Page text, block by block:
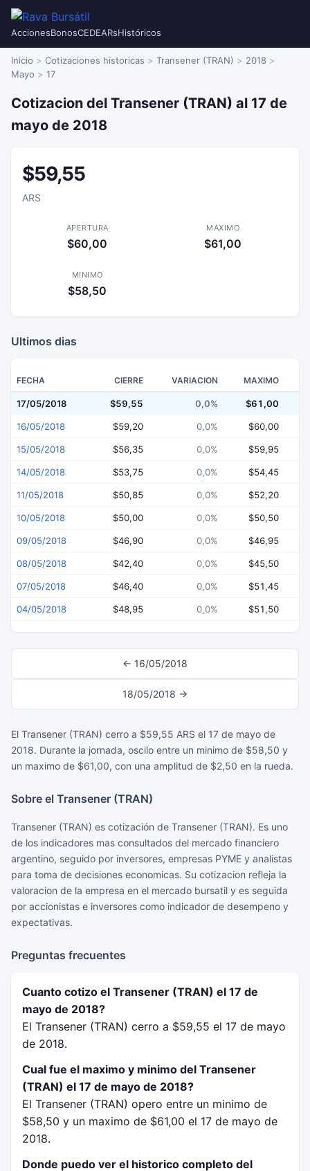
AccionesBonosCEDEARsHistóricos
Inicio Cotizaciones historicas Transener (TRAN)
2018
Mayo
17
Cotizacion del Transener (TRAN) al 17 de
mayo de 2018
$59,55
ARS
APERTURA
$60,00
MAXIMO
$61,00
MINIMO
$58,50
Ultimos dias
FECHA CIERRE VARIACION MAXIMO
17/05/2018 $59,55 0,0% $61,00
16/05/2018 $59,20 0,0% $60,00
15/05/2018 $56,35 0,0% $59,95
14/05/2018 $53,75 0,0% $54,45
11/05/2018 $50,85 0,0% $52,20
10/05/2018 $50,00 0,0% $50,50
09/05/2018 $46,90 0,0% $46,95
08/05/2018 $42,40 0,0% $45,50
07/05/2018 $46,40 0,0% $51,45
04/05/2018 $48,95 0,0% $51,50
← 16/05/2018
18/05/2018 →
El Transener (TRAN) cerro a $59,55 ARS el 17 de mayo de
2018. Durante la jornada, oscilo entre un minimo de $58,50 y
un maximo de $61,00, con una amplitud de $2,50 en la rueda.
Sobre el Transener (TRAN)
Transener (TRAN) es cotización de Transener (TRAN). Es uno
de los indicadores mas consultados del mercado financiero
argentino, seguido por inversores, empresas PYME y analistas
para toma de decisiones economicas. Su cotizacion refleja la
valoracion de la empresa en el mercado bursatil y es seguida
por accionistas e inversores como indicador de desempeno y
expectativas.
Preguntas frecuentes
Cuanto cotizo el Transener (TRAN) el 17 de
mayo de 2018?
El Transener (TRAN) cerro a $59,55 el 17 de mayo
de 2018.
Cual fue el maximo y minimo del Transener
(TRAN) el 17 de mayo de 2018?
El Transener (TRAN) opero entre un minimo de
$58,50 y un maximo de $61,00 el 17 de mayo de
2018.
Donde puedo ver el historico completo del